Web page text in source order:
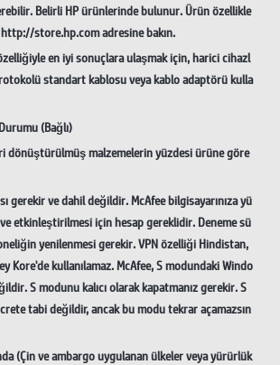
Belirli HP ürünlerinde bulunur. Ürün özellikle
store.hp.com adresine bakın.
en iyi sonuçlara ulaşmak için, harici cihazl
standart kablosu veya kablo adaptörü kulla
(Bağlı)
dönüştürülmüş malzemelerin yüzdesi ürüne göre
gerekir ve dahil değildir. McAfee bilgisayarınıza yü
etkinleştirilmesi için hesap gereklidir. Deneme sü
yenilenmesi gerekir. VPN özelliği Hindistan,
Kore'de kullanılamaz. McAfee, S modundaki Windo
S modunu kalıcı olarak kapatmanız gerekir. S
tabi değildir, ancak bu modu tekrar açamazsın
(Çin ve ambargo uygulanan ülkeler veya yürürlük